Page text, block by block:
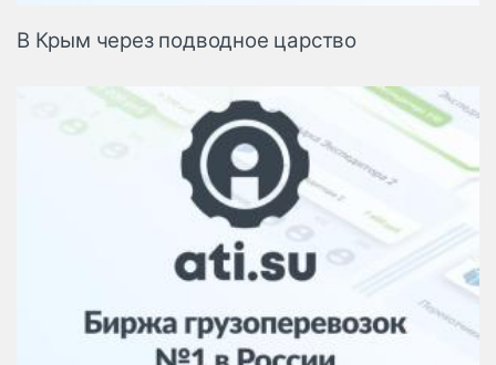
В Крым через подводное царство